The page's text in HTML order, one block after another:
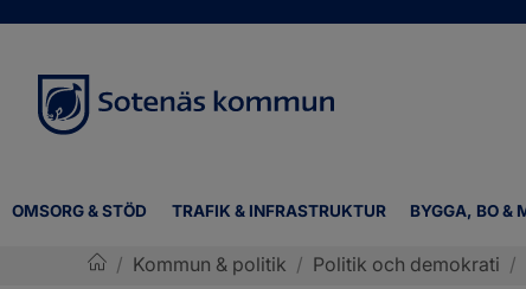
OMSORG & STÖD TRAFIK & INFRASTRUKTUR BYGGA, BO &
/ Kommun & politik / Politik och demokrati /